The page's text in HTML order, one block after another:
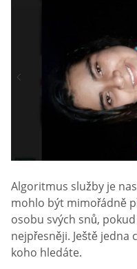
Algoritmus služby je
mohlo být mimořádně
osobu svých snů,
nejpřesněji. Ještě jedna
koho hledáte.